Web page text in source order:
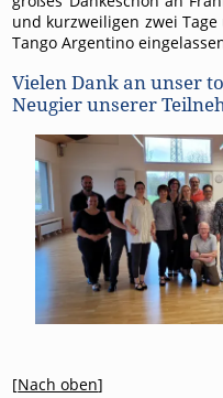
und kurzweiligen zwei
Tango Argentino
Vielen Dank an unser
Neugier unserer
[Nach oben]